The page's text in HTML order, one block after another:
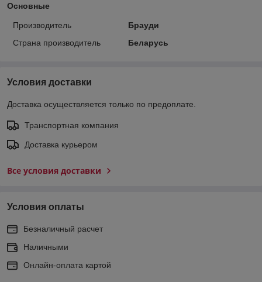
Основные
Производитель
Брауди
Страна производитель
Беларусь
Условия доставки
Доставка осуществляется только по предоплате.
Транспортная компания
Доставка курьером
Все условия доставки
Условия оплаты
Безналичный расчет
Наличными
Онлайн-оплата картой